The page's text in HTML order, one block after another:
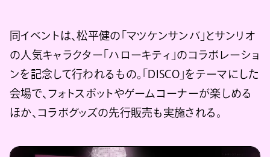
同イベントは、松平健の「マツケンサンバ」とサンリオ
の人気キャラクター「ハローキティ」のコラボレーショ
ンを記念して行われるもの。「DISCO」をテーマにした
会場で、フォトスポットやゲームコーナーが楽しめる
ほか、コラボグッズの先行販売も実施される。